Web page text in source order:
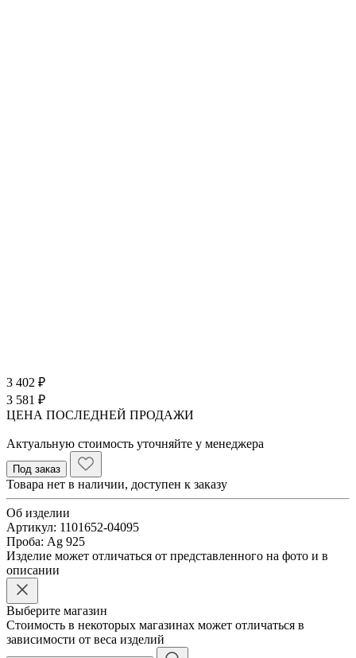
3 402 ₽
3 581 ₽
ЦЕНА ПОСЛЕДНЕЙ ПРОДАЖИ
Актуальную стоимость уточняйте у менеджера
Под заказ
Товара нет в наличии, доступен к заказу
Об изделии
Артикул: 1101652-04095
Проба: Ag 925
Изделие может отличаться от представленного на фото и в
описании
Выберите магазин
Стоимость в некоторых магазинах может отличаться в
зависимости от веса изделий